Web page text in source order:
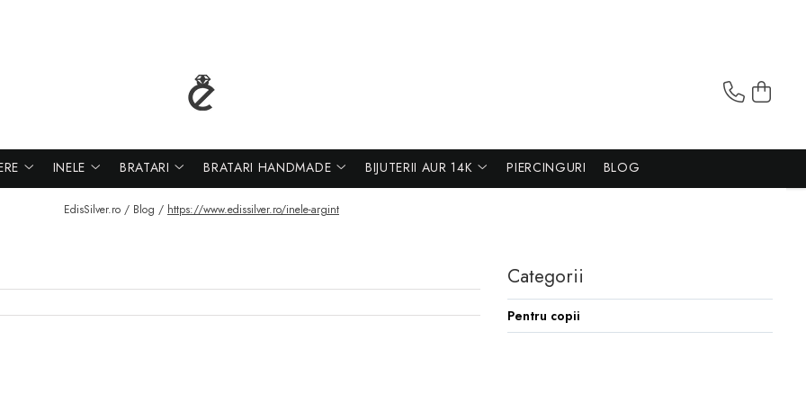
INELE BRATARI BRATARI HANDMADE BIJUTERII AUR 14K PIERCINGURI BLOG
EdisSilver.ro / Blog / https://www.edissilver.ro/inele-argint
Categorii
Pentru copii